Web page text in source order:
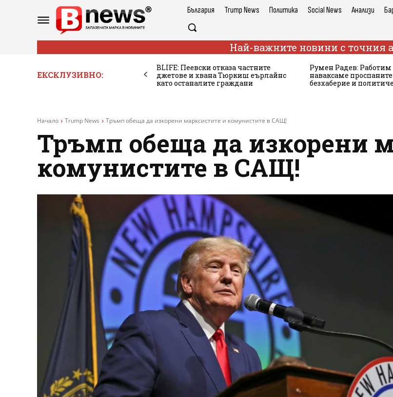
България Trump News Политика Social News Анализи
Най-важните новини с точния
ЕКСКЛУЗИВНО:
BLIFE: Пеевски отказа частните
джетове и хвана Тюркиш еърлайнс
като останалите граждани
Румен Радев: Работим
наваксаме
безхаберие и
Начало Trump News Тръмп обеща да изкорени марксистите и комунистите в САЩ!
Тръмп обеща да изкорени
комунистите в САЩ!